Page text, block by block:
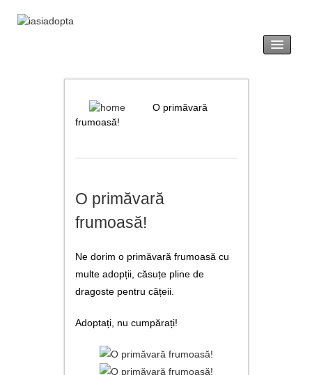
legislație
formulare tip
noutăți
galerie foto
utile
contact
O primăvară
frumoasă!
O primăvară
frumoasă!
Ne dorim o primăvară frumoasă cu
multe adopții, căsuțe pline de
dragoste pentru cățeii.
Adoptați, nu cumpărați!